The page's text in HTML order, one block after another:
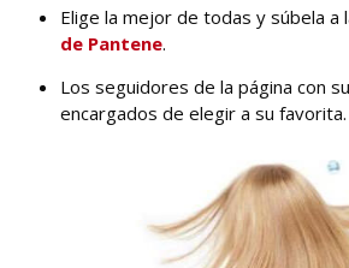
Elige la mejor de todas y súbela a
de Pantene.
Los seguidores de la página con
encargados de elegir a su favorita.